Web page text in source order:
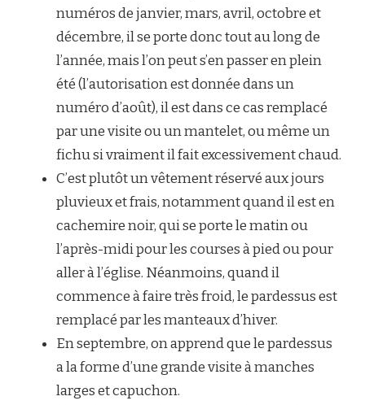
numéros de janvier, mars, avril, octobre et
décembre, il se porte donc tout au long de
l’année, mais l’on peut s’en passer en plein
été (l’autorisation est donnée dans un
numéro d’août), il est dans ce cas remplacé
par une visite ou un mantelet, ou même un
fichu si vraiment il fait excessivement chaud.
C’est plutôt un vêtement réservé aux jours
pluvieux et frais, notamment quand il est en
cachemire noir, qui se porte le matin ou
l’après-midi pour les courses à pied ou pour
aller à l’église. Néanmoins, quand il
commence à faire très froid, le pardessus est
remplacé par les manteaux d’hiver.
En septembre, on apprend que le pardessus
a la forme d’une grande visite à manches
larges et capuchon.